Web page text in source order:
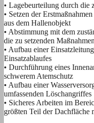
• Lagebeurteilung durch die
• Setzen der
aus dem Hallenobjekt
• Abstimmung mit dem
die zu setzenden Maßnahmen
• Aufbau einer
Einsatzablaufes
• Durchführung eines
schwerem Atemschutz
• Aufbau einer
umfassenden Löschangriffes
• Sicheres Arbeiten im
größten Teil der Dachfläche